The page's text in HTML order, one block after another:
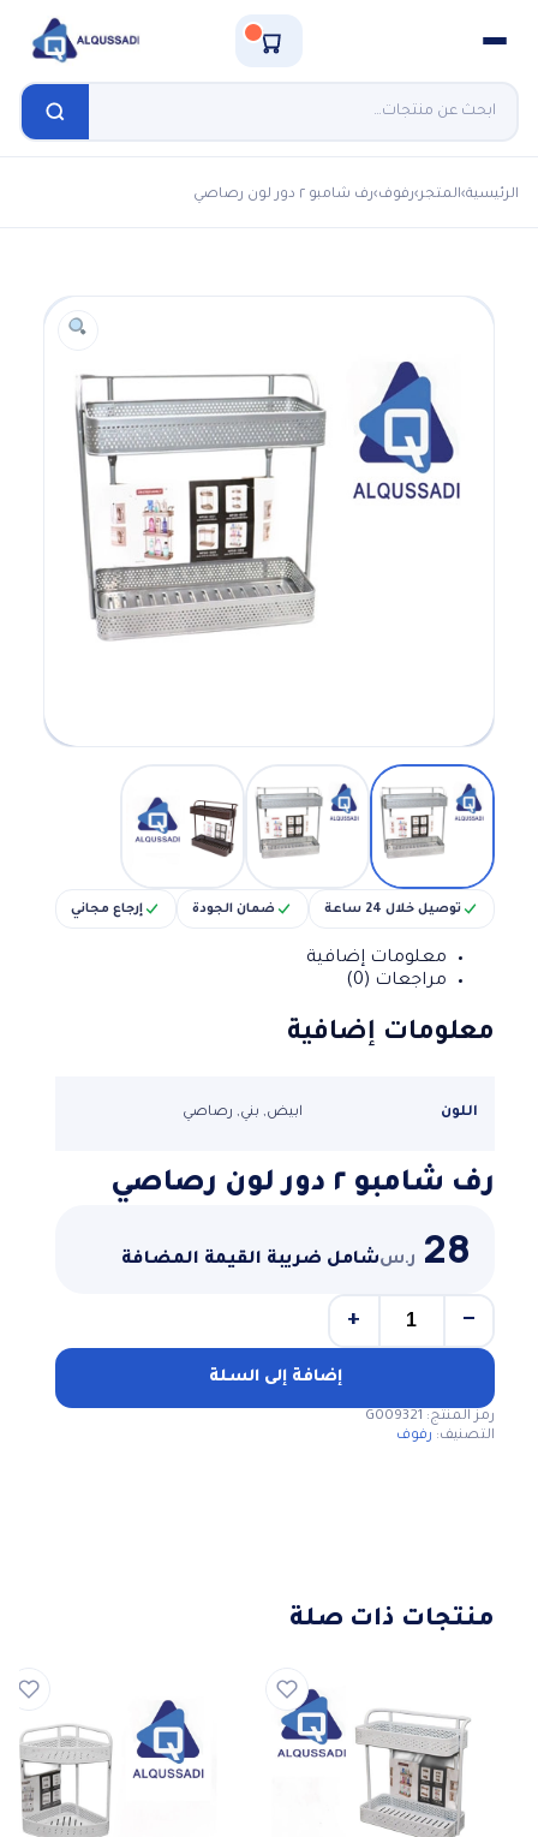
الرئيسية›المتجر›رفوف›رف شامبو ٢ دور لون رصاصي
رف شامبو ٢ دور لون رصاصي
28 ر.سشامل ضريبة القيمة المضافة
رف
٢
دور
لون
−
+
إضافة إلى السلة
رمز المنتج: G009321
التصنيف: رفوف
توصيل خلال 24 ساعة ضمان الجودة إرجاع مجاني
معلومات إضافية
مراجعات (0)
معلومات إضافية
اللون ابيض, بني, رصاصي
منتجات ذات صلة